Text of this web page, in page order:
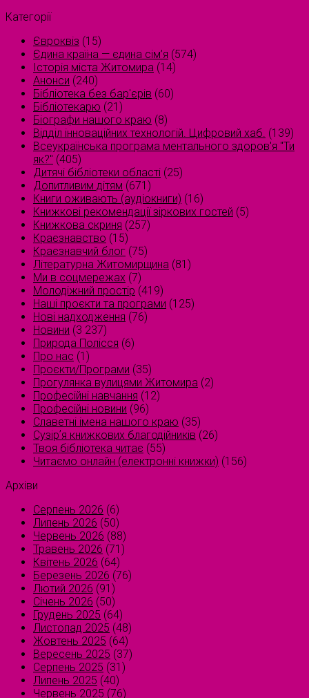
Категорії
Євроквіз (15)
Єдина країна — єдина сім’я (574)
Історія міста Житомира (14)
Анонси (240)
Бібліотека без бар'єрів (60)
Бібліотекарю (21)
Біографи нашого краю (8)
Відділ інноваційних технологій. Цифровий хаб. (139)
Всеукраїнська програма ментального здоров'я "Ти
як?" (405)
Дитячі бібліотеки області (25)
Допитливим дітям (671)
Книги оживають (аудіокниги) (16)
Книжкові рекомендації зіркових гостей (5)
Книжкова скриня (257)
Краєзнавство (15)
Краєзнавчий блог (75)
Літературна Житомирщина (81)
Ми в соцмережах (7)
Молодіжний простір (419)
Наші проєкти та програми (125)
Нові надходження (76)
Новини (3 237)
Природа Полісся (6)
Про нас (1)
Проєкти/Програми (35)
Прогулянка вулицями Житомира (2)
Професійні навчання (12)
Професійні новини (96)
Славетні імена нашого краю (35)
Сузірʼя книжкових благодійників (26)
Твоя бібліотека читає (55)
Читаємо онлайн (електронні книжки) (156)
Архіви
Серпень 2026 (6)
Липень 2026 (50)
Червень 2026 (88)
Травень 2026 (71)
Квітень 2026 (64)
Березень 2026 (76)
Лютий 2026 (91)
Січень 2026 (50)
Грудень 2025 (64)
Листопад 2025 (48)
Жовтень 2025 (64)
Вересень 2025 (37)
Серпень 2025 (31)
Липень 2025 (40)
Червень 2025 (76)